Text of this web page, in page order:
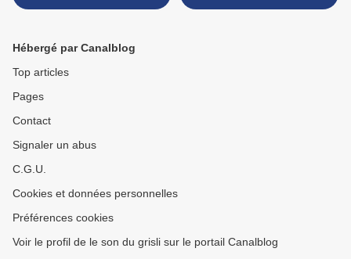
Multiple Joy[ce] Ensemble
Stray Shafts of Sunlight
Hébergé par Canalblog
Top articles
Pages
Contact
Signaler un abus
C.G.U.
Cookies et données personnelles
Préférences cookies
Voir le profil de le son du grisli sur le portail Canalblog